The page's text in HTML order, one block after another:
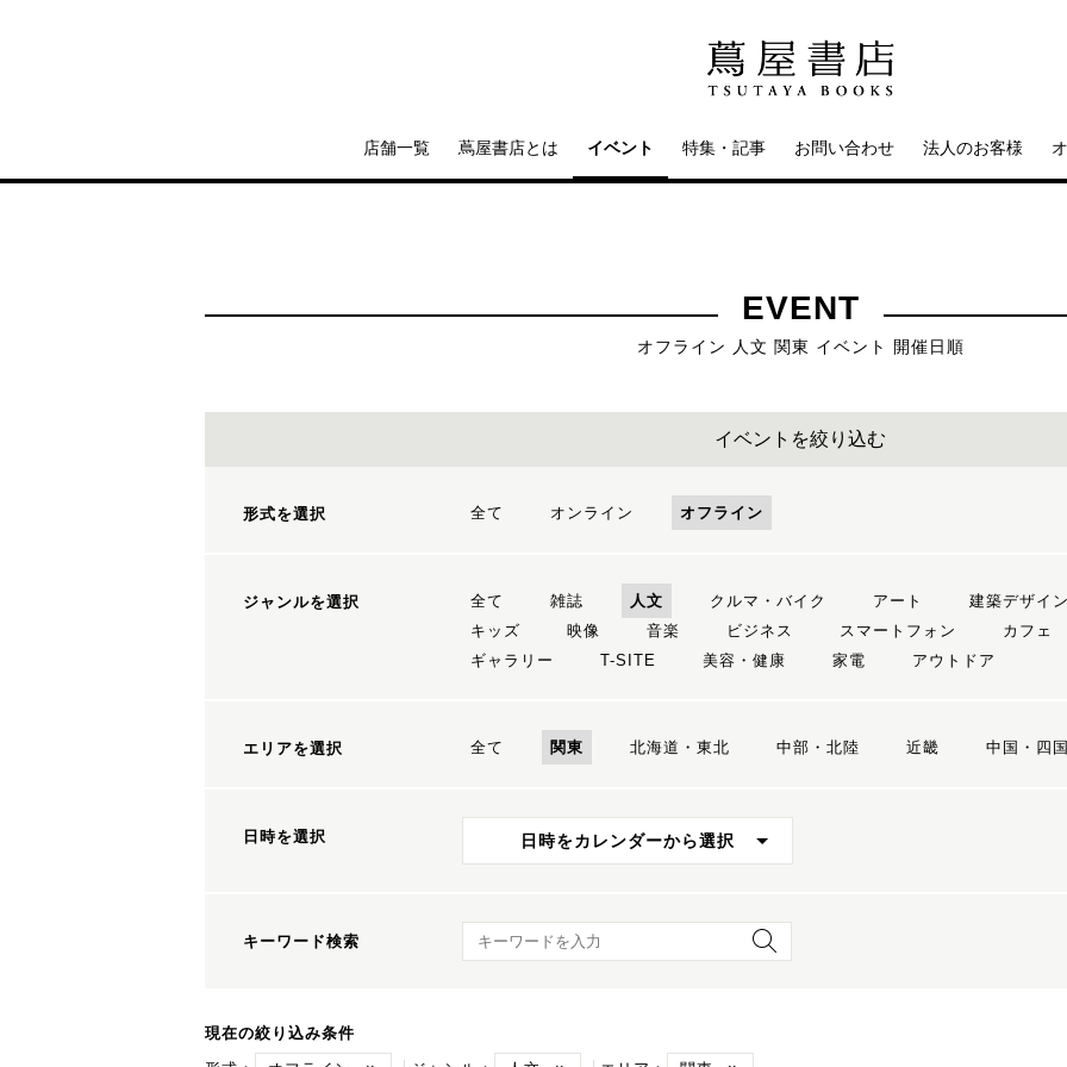
店舗一覧 蔦屋書店とは イベント 特集・記事 お問い合わせ 法人のお客様
EVENT
オフライン 人文 関東 イベント 開催日順
イベントを絞り込む
形式を選択 全て オンライン オフライン
ジャンルを選択 全て 雑誌 人文 クルマ・バイク アート 建築デザイン
キッズ
映像 音楽 ビジネス スマートフォン カフェ
ギャラリー
T-SITE 美容・健康 家電 アウトドア
エリアを選択 全て 関東 北海道・東北 中部・北陸 近畿 中国・四国
日時を選択 日時をカレンダーから選択
キーワード検索 キーワード検索
現在の絞り込み条件